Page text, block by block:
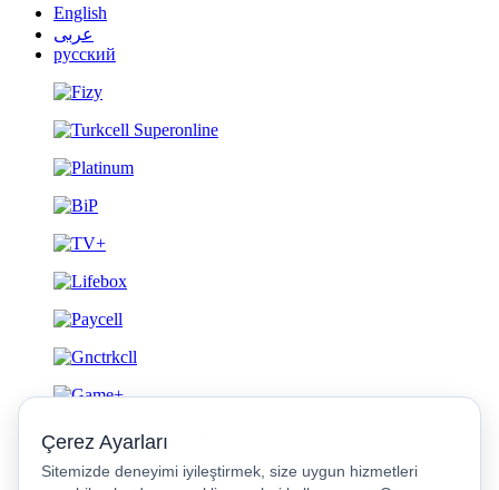
English
عربى
русский